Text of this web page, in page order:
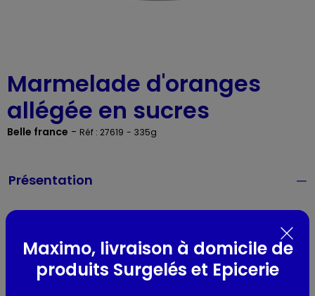
Marmelade d'oranges
allégée en sucres
Belle france - Réf : 27619 - 335g
Présentation
Composition / Ingrédients / Allergènes
Maximo, livraison à domicile de
produits Surgelés et Epicerie